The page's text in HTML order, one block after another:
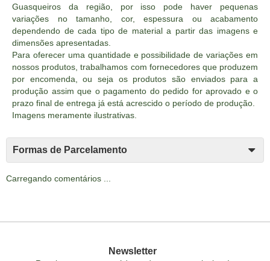
Guasqueiros da região, por isso pode haver pequenas
variações no tamanho, cor, espessura ou acabamento
dependendo de cada tipo de material a partir das imagens e
dimensões apresentadas.
Para oferecer uma quantidade e possibilidade de variações em
nossos produtos, trabalhamos com fornecedores que produzem
por encomenda, ou seja os produtos são enviados para a
produção assim que o pagamento do pedido for aprovado e o
prazo final de entrega já está acrescido o período de produção.
Imagens meramente ilustrativas.
Formas de Parcelamento
Carregando comentários ...
Newsletter